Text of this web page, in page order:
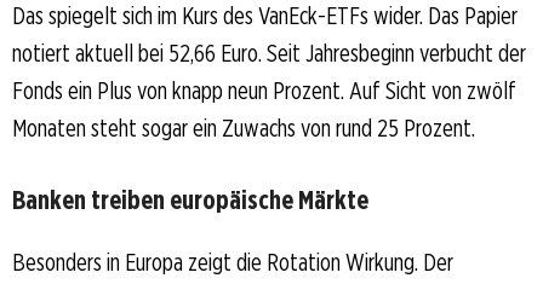
Das spiegelt sich im Kurs des VanEck-ETFs wider. Das Papier
notiert aktuell bei 52,66 Euro. Seit Jahresbeginn verbucht der
Fonds ein Plus von knapp neun Prozent. Auf Sicht von zwölf
Monaten steht sogar ein Zuwachs von rund 25 Prozent.
Banken treiben europäische Märkte
Besonders in Europa zeigt die Rotation Wirkung. Der